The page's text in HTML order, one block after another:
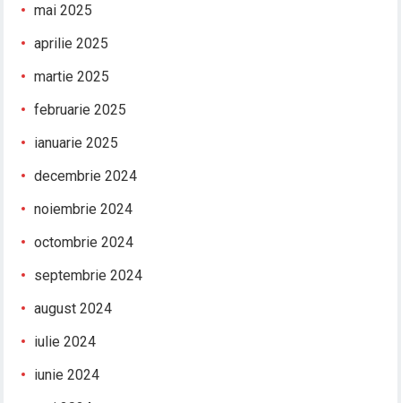
mai 2025
aprilie 2025
martie 2025
februarie 2025
ianuarie 2025
decembrie 2024
noiembrie 2024
octombrie 2024
septembrie 2024
august 2024
iulie 2024
iunie 2024